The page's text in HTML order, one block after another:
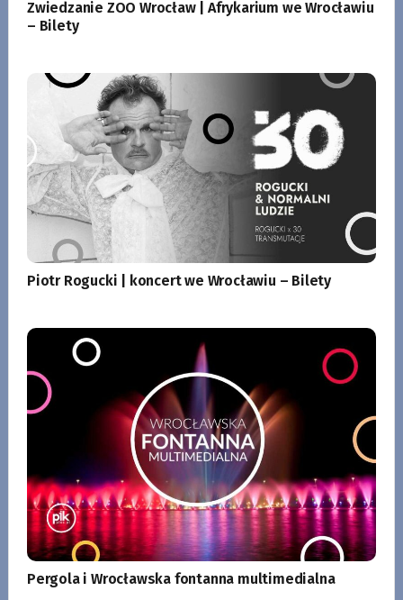
Zwiedzanie ZOO Wrocław | Afrykarium we Wrocławiu
– Bilety
Piotr Rogucki | koncert we Wrocławiu – Bilety
Pergola i Wrocławska fontanna multimedialna